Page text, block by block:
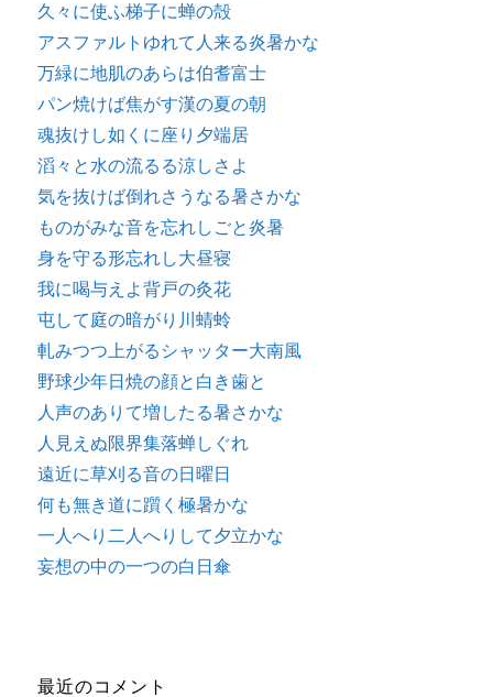
久々に使ふ梯子に蝉の殻
アスファルトゆれて人来る炎暑かな
万緑に地肌のあらは伯耆富士
パン焼けば焦がす漢の夏の朝
魂抜けし如くに座り夕端居
滔々と水の流るる涼しさよ
気を抜けば倒れさうなる暑さかな
ものがみな音を忘れしごと炎暑
身を守る形忘れし大昼寝
我に喝与えよ背戸の灸花
屯して庭の暗がり川蜻蛉
軋みつつ上がるシャッター大南風
野球少年日焼の顔と白き歯と
人声のありて増したる暑さかな
人見えぬ限界集落蝉しぐれ
遠近に草刈る音の日曜日
何も無き道に躓く極暑かな
一人へり二人へりして夕立かな
妄想の中の一つの白日傘
最近のコメント